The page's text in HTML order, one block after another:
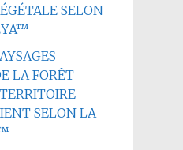
SELON
LA FORÊT
SELON LA